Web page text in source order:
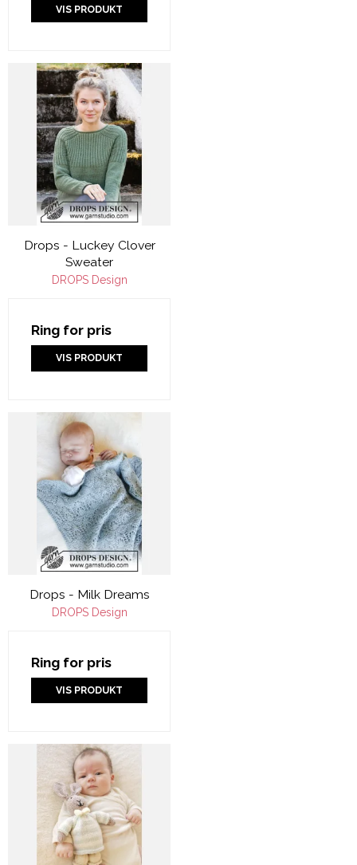
VIS PRODUKT
Drops - Luckey Clover
Sweater
DROPS Design
Ring for pris
VIS PRODUKT
Drops - Milk Dreams
DROPS Design
Ring for pris
VIS PRODUKT